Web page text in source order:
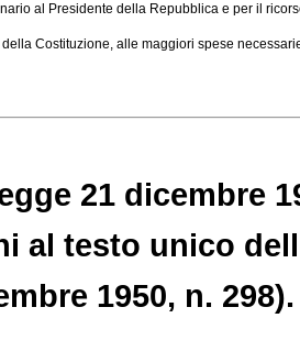
al Presidente della Repubblica e per il
Costituzione, alle maggiori spese
21 dicembre
al testo unico
1950, n. 298).